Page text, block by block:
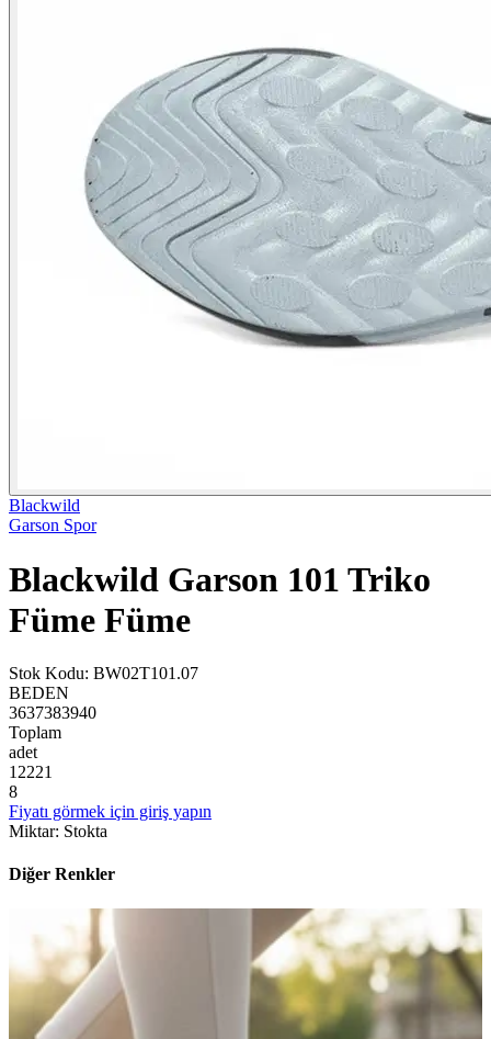
Blackwild
Garson Spor
Blackwild Garson 101 Triko
Füme Füme
Stok Kodu: BW02T101.07
BEDEN
3637383940
Toplam
adet
1 2221
8
Fiyatı görmek için giriş yapın
Miktar: Stokta
Diğer Renkler